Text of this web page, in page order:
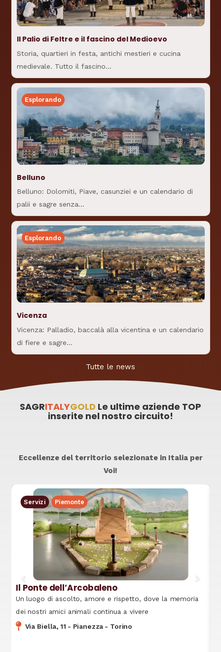
Il Palio di Feltre e il fascino del Medioevo
Storia, quartieri in festa, antichi mestieri e cucina
medievale. Tutto il fascino…
Esplorando
Belluno
Belluno: Dolomiti, Piave, casunziei e un calendario di
palii e sagre senza…
Esplorando
Vicenza
Vicenza: Palladio, baccalà alla vicentina e un calendario
di fiere e sagre…
Tutte le news
SAGRITALYGOLD Le ultime aziende TOP
inserite nel nostro circuito!
Kasanova Torino
Carducci
Kasanova Torino
Monginevro
Dan John Torino Via
Lagrange
Kasanova Torino
Boston
Eccellenze del territorio selezionate in Italia per
Voi!
Servizi Piemonte
Il Ponte dell’Arcobaleno
Un luogo di ascolto, amore e rispetto, dove la memoria
dei nostri amici animali continua a vivere
Via Biella, 11 - Pianezza - Torino